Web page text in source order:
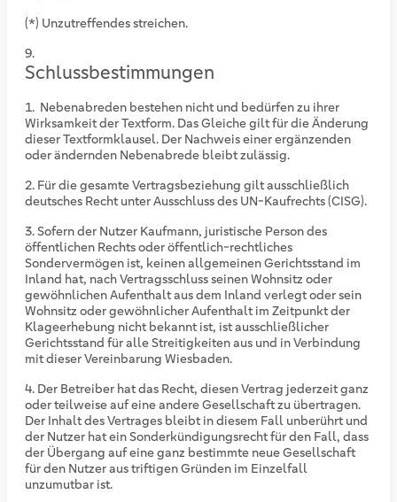
(*) Unzutreffendes streichen.
Schlussbestimmungen
Nebenabreden bestehen nicht und bedürfen zu ihrer
Wirksamkeit der Textform. Das Gleiche gilt für die Änderung
dieser Textformklausel. Der Nachweis einer ergänzenden
oder ändernden Nebenabrede bleibt zulässig.
Für die gesamte Vertragsbeziehung gilt ausschließlich
deutsches Recht unter Ausschluss des UN-Kaufrechts (CISG).
Sofern der Nutzer Kaufmann, juristische Person des
öffentlichen Rechts oder öffentlich-rechtliches
Sondervermögen ist, keinen allgemeinen Gerichtsstand im
Inland hat, nach Vertragsschluss seinen Wohnsitz oder
gewöhnlichen Aufenthalt aus dem Inland verlegt oder sein
Wohnsitz oder gewöhnlicher Aufenthalt im Zeitpunkt der
Klageerhebung nicht bekannt ist, ist ausschließlicher
Gerichtsstand für alle Streitigkeiten aus und in Verbindung
mit dieser Vereinbarung Wiesbaden.
Der Betreiber hat das Recht, diesen Vertrag jederzeit ganz
oder teilweise auf eine andere Gesellschaft zu übertragen.
Der Inhalt des Vertrages bleibt in diesem Fall unberührt und
der Nutzer hat ein Sonderkündigungsrecht für den Fall, dass
der Übergang auf eine ganz bestimmte neue Gesellschaft
für den Nutzer aus triftigen Gründen im Einzelfall
unzumutbar ist.